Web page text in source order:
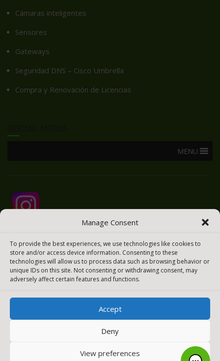
Manage Consent
To provide the best experiences, we use technologies like cookies to
store and/or access device information. Consenting to these
technologies will allow us to process data such as browsing behavior or
unique IDs on this site. Not consenting or withdrawing consent, may
adversely affect certain features and functions.
Accept
Deny
View preferences
Cámaras inteligentes
Sensores
Gateways
Seguridad DNS – Cisco Umbrella
Compra y Renovación de Licencias
MENU
[payment_methods_image]